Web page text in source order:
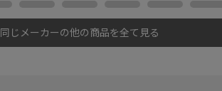
同じメーカーの他の商品を全て見る